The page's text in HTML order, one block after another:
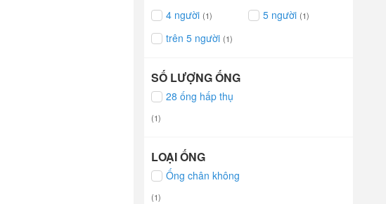
4 người (1) 5 người (1)
trên 5 người (1)
SỐ LƯỢNG ỐNG
28 ống hấp thụ
(1)
LOẠI ỐNG
Ống chân không
(1)